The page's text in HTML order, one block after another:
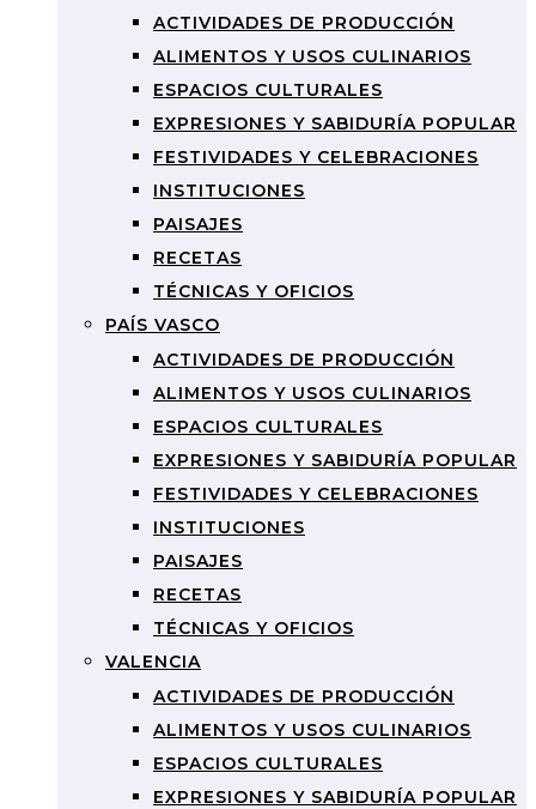
ACTIVIDADES DE PRODUCCIÓN
ALIMENTOS Y USOS CULINARIOS
ESPACIOS CULTURALES
EXPRESIONES Y SABIDURÍA POPULAR
FESTIVIDADES Y CELEBRACIONES
INSTITUCIONES
PAISAJES
RECETAS
TÉCNICAS Y OFICIOS
PAÍS VASCO
ACTIVIDADES DE PRODUCCIÓN
ALIMENTOS Y USOS CULINARIOS
ESPACIOS CULTURALES
EXPRESIONES Y SABIDURÍA POPULAR
FESTIVIDADES Y CELEBRACIONES
INSTITUCIONES
PAISAJES
RECETAS
TÉCNICAS Y OFICIOS
VALENCIA
ACTIVIDADES DE PRODUCCIÓN
ALIMENTOS Y USOS CULINARIOS
ESPACIOS CULTURALES
EXPRESIONES Y SABIDURÍA POPULAR